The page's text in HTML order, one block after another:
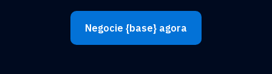
Negocie {base} agora